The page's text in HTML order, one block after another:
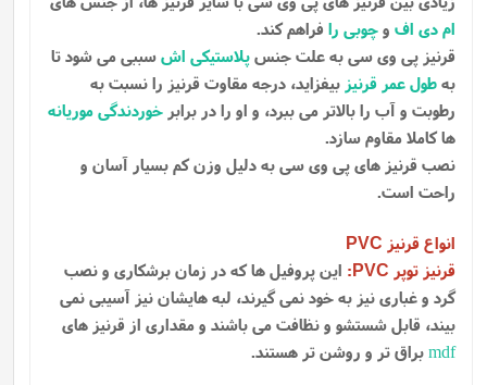
ام دی اف وچوبی را فراهم کند.
قرنیز پی وی سی به علت جنسپلاستیکی اشسببی می شود تا
بهطول عمر قرنیز بیفزاید، درجه مقاوت قرنیز را نسبت به
رطوبت و آب را بالاتر می ببرد، و او را در برابر خوردندگی موریانه
ها کاملا مقاوم سازد.
نصب قرنیز های پی وی سی به دلیل وزن کم بسیار آسان و
راحت است.
انواع قرنیز PVC
قرنیز توپر PVC
: این پروفیل ها که در زمان برشکاری و نصب
گرد و غباری نیز به خود نمی گیرند، لبه هایشان نیز آسیبی نمی
بیند، قابل شستشو و نظافت می باشند و مقداری از قرنیز های
mdfبراق تر و روشن تر هستند.